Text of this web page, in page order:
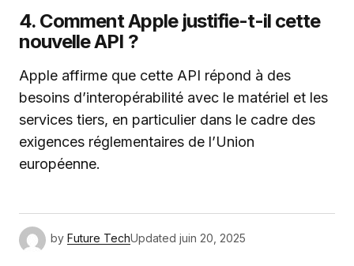
4. Comment Apple justifie-t-il cette
nouvelle API ?
Apple affirme que cette API répond à des
besoins d’interopérabilité avec le matériel et les
services tiers, en particulier dans le cadre des
exigences réglementaires de l’Union
européenne.
by Future TechUpdated juin 20, 2025